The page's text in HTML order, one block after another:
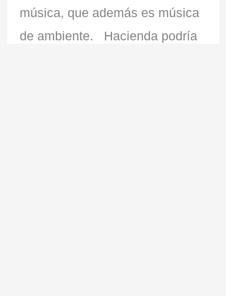
música, que además es música
de ambiente. Hacienda podría